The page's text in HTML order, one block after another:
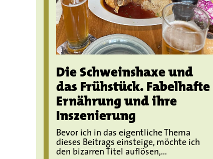
Die Schweinshaxe und
das Frühstück. Fabelhafte
Ernährung und ihre
Inszenierung
Bevor ich in das eigentliche Thema
dieses Beitrags einsteige, möchte ich
den bizarren Titel auflösen,...